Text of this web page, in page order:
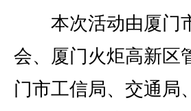
本次活动由厦门
会、厦门火炬高新区
门市工信局、交通局